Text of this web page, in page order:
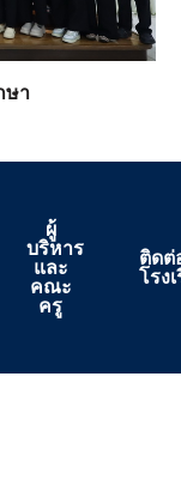
ษา
ผู้
บริหาร
และ
คณะ
ครู
ติดต่
โรง